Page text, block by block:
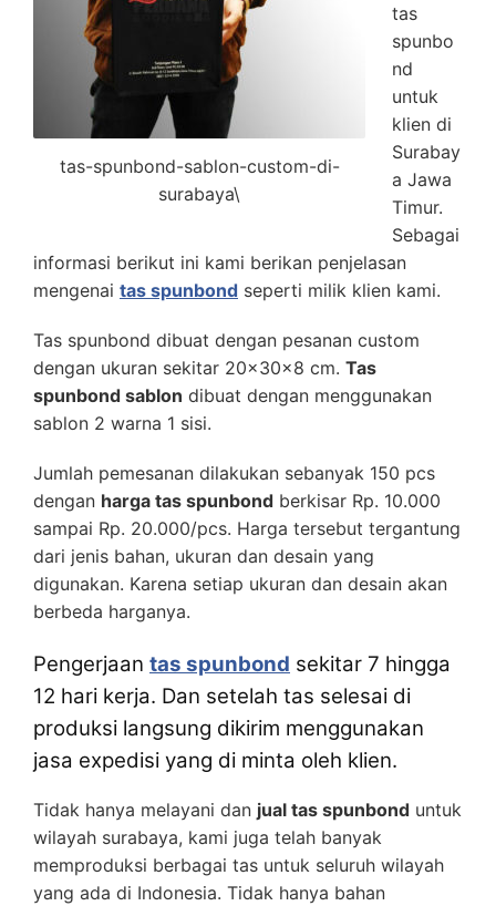
tas-spunbond-sablon-custom-di-
surabaya\
tas
spunbo
nd
untuk
klien di
Surabay
a Jawa
Timur.
Sebagai
informasi berikut ini kami berikan penjelasan
mengenai tas spunbond seperti milik klien kami.
Tas spunbond dibuat dengan pesanan custom
dengan ukuran sekitar 20x30x8 cm. Tas
spunbond sablon dibuat dengan menggunakan
sablon 2 warna 1 sisi.
Jumlah pemesanan dilakukan sebanyak 150 pcs
dengan harga tas spunbond berkisar Rp. 10.000
sampai Rp. 20.000/pcs. Harga tersebut tergantung
dari jenis bahan, ukuran dan desain yang
digunakan. Karena setiap ukuran dan desain akan
berbeda harganya.
Pengerjaan tas spunbond sekitar 7 hingga
12 hari kerja. Dan setelah tas selesai di
produksi langsung dikirim menggunakan
jasa expedisi yang di minta oleh klien.
Tidak hanya melayani dan jual tas spunbond untuk
wilayah surabaya, kami juga telah banyak
memproduksi berbagai tas untuk seluruh wilayah
yang ada di Indonesia. Tidak hanya bahan